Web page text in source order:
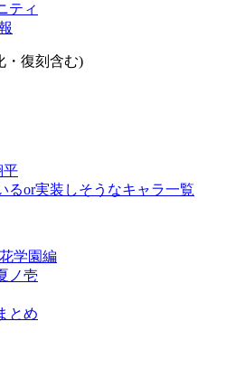
ティ
・復刻含む)
平
るor実装しそうなキャラ一覧
学園編
ノ壱
とめ